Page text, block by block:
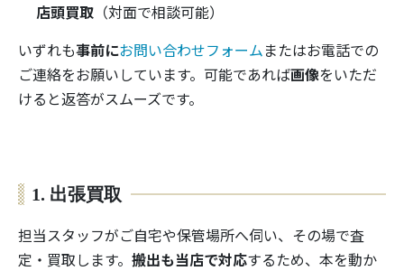
店頭買取 （対面で相談可能）
いずれも事前にお問い合わせフォームまたはお電話での
ご連絡をお願いしています。可能であれば画像をいただ
けると返答がスムーズです。
1. 出張買取
担当スタッフがご自宅や保管場所へ伺い、その場で査
定・買取します。 搬出も当店で対応するため、本を動か